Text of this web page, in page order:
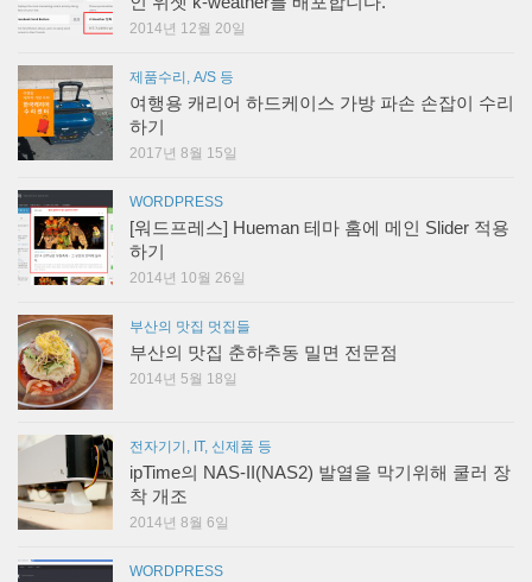
2014년 12월 20일
제품수리, A/S 등
여행용 캐리어 하드케이스 가방 파손 손잡이 수리
하기
2017년 8월 15일
WORDPRESS
[워드프레스] Hueman 테마 홈에 메인 Slider 적용
하기
2014년 10월 26일
부산의 맛집 멋집들
부산의 맛집 춘하추동 밀면 전문점
2014년 5월 18일
전자기기, IT, 신제품 등
ipTime의 NAS-II(NAS2) 발열을 막기위해 쿨러 장
착 개조
2014년 8월 6일
WORDPRESS